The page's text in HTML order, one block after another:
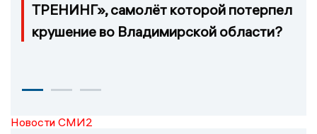
ТРЕНИНГ», самолёт которой потерпел
крушение во Владимирской области?
Новости СМИ2